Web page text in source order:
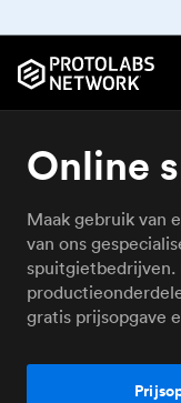
Online
Maak gebruik van
van ons
spuitgietbedrijven.
gratis prijsopgave